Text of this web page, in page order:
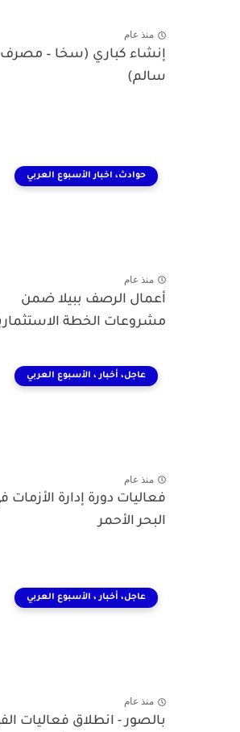
منذ عام
إنشاء كباري (سخا – مصرف
سالم)
حوادث، اخبار الأسبوع العربي
منذ عام
أعمال الرصف ببيلا ضمن
مشروعات الخطة
عاجل، أخبار ، الأسبوع العربي
منذ عام
فعاليات دورة إدارة الأزمات
البحر الأحمر
عاجل، أخبار ، الأسبوع العربي
منذ عام
بالصور - انطلاق فعاليات